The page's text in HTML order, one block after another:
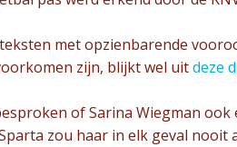
met opzienbarende
zijn, blijkt wel uitdeze
of Sarina Wiegman
zou haar in elk geval nooit